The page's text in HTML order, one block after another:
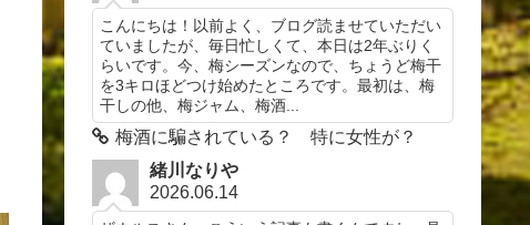
こんにちは！以前よく、ブログ読ませていただい
ていましたが、毎日忙しくて、本日は2年ぶりく
らいです。今、梅シーズンなので、ちょうど梅干
を3キロほどつけ始めたところです。最初は、梅
干しの他、梅ジャム、梅酒...
梅酒に騙されている？ 特に女性が？
緒川なりや
2026.06.14